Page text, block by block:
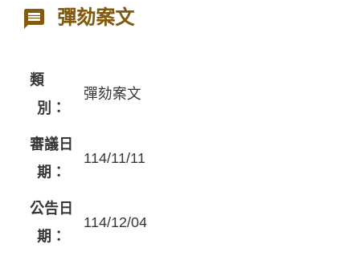
彈劾案文
類
別：
彈劾案文
審議日
期：
114/11/11
公告日
期：
114/12/04